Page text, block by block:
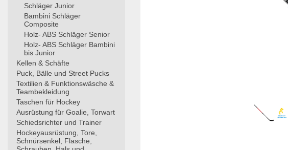
Schläger Junior
Bambini Schläger
Composite
Holz- ABS Schläger Senior
Holz- ABS Schläger Bambini
bis Junior
Kellen & Schäfte
Puck, Bälle und Street Pucks
Textilien & Funktionswäsche &
Teambekleidung
Taschen für Hockey
Ausrüstung für Goalie, Torwart
Schiedsrichter und Trainer
Hockeyausrüstung, Tore,
Schnürsenkel, Flasche,